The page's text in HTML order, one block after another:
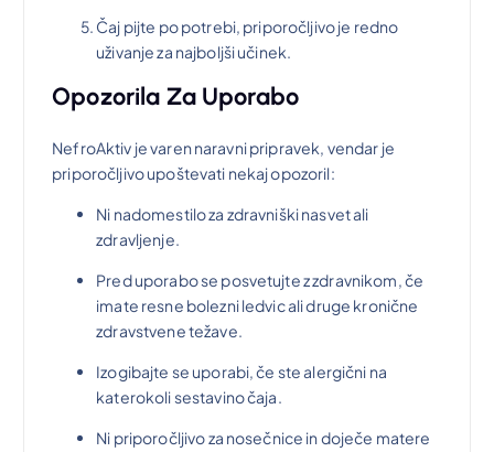
Čaj pijte po potrebi, priporočljivo je redno
uživanje za najboljši učinek.
Opozorila Za Uporabo
NefroAktiv je varen naravni pripravek, vendar je
priporočljivo upoštevati nekaj opozoril:
Ni nadomestilo za zdravniški nasvet ali
zdravljenje.
Pred uporabo se posvetujte z zdravnikom, če
imate resne bolezni ledvic ali druge kronične
zdravstvene težave.
Izogibajte se uporabi, če ste alergični na
katerokoli sestavino čaja.
Ni priporočljivo za nosečnice in doječe matere